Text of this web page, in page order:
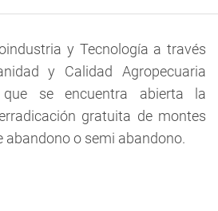
y Tecnología a través
y Calidad Agropecuaria
se encuentra abierta la
gratuita de montes
abandono o semi abandono.